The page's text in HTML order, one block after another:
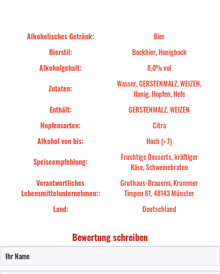
Alkoholisches Getränk:
Bier
Bierstil:
Bockbier, Honigbock
Alkoholgehalt:
8,0% vol
Zutaten:
Wasser, GERSTENMALZ, WEIZEN,
Honig, Hopfen, Hefe
Enthält:
GERSTENMALZ, WEIZEN
Hopfensorten:
Citra
Alkohol von bis:
Hoch (> 7)
Speiseempfehlung:
Fruchtige Desserts, kräftiger
Käse, Schweinebraten
Verantwortliches
Lebensmittelunternehmen::
Gruthaus-Brauerei, Krummer
Timpen 61, 48143 Münster
Land:
Deutschland
Bewertung schreiben